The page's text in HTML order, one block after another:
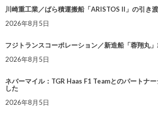
川崎重工業／ばら積運搬船「ARISTOS II」の引き
2026年8月5日
フジトランスコーポレーション／新造船「蓉翔丸
2026年8月5日
ネバーマイル：TGR Haas F1 Teamとのパートナ
した
2026年8月5日